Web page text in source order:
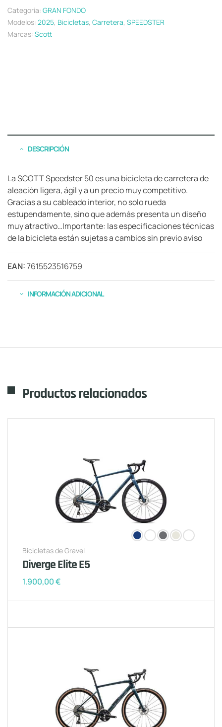
Categoría: GRAN FONDO
Modelos: 2025, Bicicletas, Carretera, SPEEDSTER
Marcas: Scott
DESCRIPCIÓN
La SCOTT Speedster 50 es una bicicleta de carretera de
aleación ligera, ágil y a un precio muy competitivo.
Gracias a su cableado interior, no solo rueda
estupendamente, sino que además presenta un diseño
muy atractivo…Importante: las especificaciones técnicas
de la bicicleta están sujetas a cambios sin previo aviso
EAN:7615523516759
INFORMACIÓN ADICIONAL
Productos relacionados
Bicicletas de Gravel
Diverge Elite E5
1.900,00€